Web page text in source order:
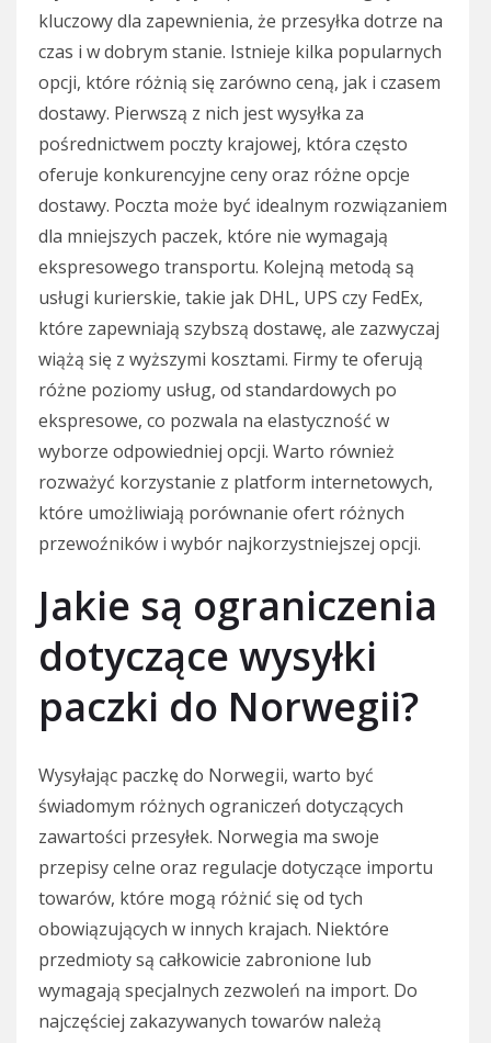
kluczowy dla zapewnienia, że przesyłka dotrze na
czas i w dobrym stanie. Istnieje kilka popularnych
opcji, które różnią się zarówno ceną, jak i czasem
dostawy. Pierwszą z nich jest wysyłka za
pośrednictwem poczty krajowej, która często
oferuje konkurencyjne ceny oraz różne opcje
dostawy. Poczta może być idealnym rozwiązaniem
dla mniejszych paczek, które nie wymagają
ekspresowego transportu. Kolejną metodą są
usługi kurierskie, takie jak DHL, UPS czy FedEx,
które zapewniają szybszą dostawę, ale zazwyczaj
wiążą się z wyższymi kosztami. Firmy te oferują
różne poziomy usług, od standardowych po
ekspresowe, co pozwala na elastyczność w
wyborze odpowiedniej opcji. Warto również
rozważyć korzystanie z platform internetowych,
które umożliwiają porównanie ofert różnych
przewoźników i wybór najkorzystniejszej opcji.
Jakie są ograniczenia
dotyczące wysyłki
paczki do Norwegii?
Wysyłając paczkę do Norwegii, warto być
świadomym różnych ograniczeń dotyczących
zawartości przesyłek. Norwegia ma swoje
przepisy celne oraz regulacje dotyczące importu
towarów, które mogą różnić się od tych
obowiązujących w innych krajach. Niektóre
przedmioty są całkowicie zabronione lub
wymagają specjalnych zezwoleń na import. Do
najczęściej zakazywanych towarów należą